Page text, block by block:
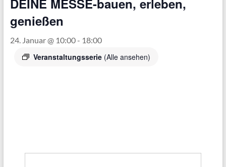
dem
DEINE MESSE-bauen, erleben,
genießen
24. Januar @ 10:00- 18:00
Veranstaltungsserie (Alle ansehen)